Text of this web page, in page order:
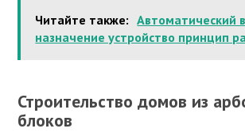
Читайте также: Автоматический
назначение устройство принцип
Строительство домов из
блоков